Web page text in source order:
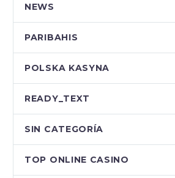
NEWS
PARIBAHIS
POLSKA KASYNA
READY_TEXT
SIN CATEGORÍA
TOP ONLINE CASINO